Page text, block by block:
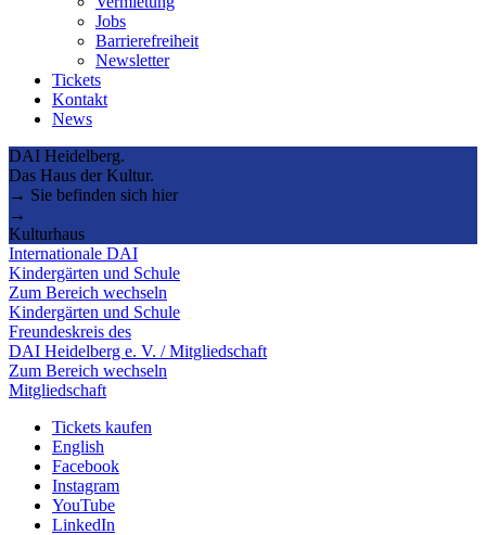
Jobs
Barrierefreiheit
Newsletter
Tickets
Kontakt
News
DAI Heidelberg.
Das Haus der Kultur.
→ Sie befinden sich hier
→
Kulturhaus
Internationale DAI
Kindergärten und Schule
Zum Bereich wechseln
Kindergärten und Schule
Freundeskreis des
DAI Heidelberg e. V. / Mitgliedschaft
Zum Bereich wechseln
Mitgliedschaft
Tickets kaufen
English
Facebook
Instagram
YouTube
LinkedIn